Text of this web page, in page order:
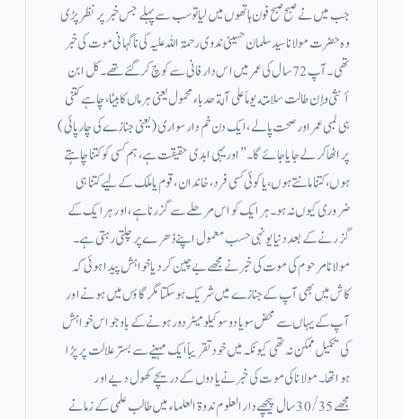
جب میں نے صبح صبح فون ہاتھوں میں لیا تو سب سے پہلے جس خبر پر نظر پڑی
وہ حضرت مولانا سید سلمان حسینی ندوی رحمۃ اللہ علیہ کی ناگہانی موت کی خبر
تھی۔ آپ 72 سال کی عمر میں اس دار فانی سے کوچ کر گئے تھے۔ كل ابن
أنثى وإن طالت سلامته يوماً على آلة حدباء محمول یعنی ہر ماں کا بیٹا، چاہے کتنی
ہی لمبی عمر اور صحت پا لے، ایک دن خم دار سواری (یعنی جنازے کی چارپائی)
پر اٹھا کر لے جایا جائے گا۔” اور یہی ابدی حقیقت ہے، ہم کسی کو کتنا چاہتے
ہوں، کتنا مانتے ہوں، یا کوئی کسی فرد، خاندان، قوم یا ملک کے لیے کتنا ہی
ضروری کیوں نہ ہو۔ ہر ایک کو اس مرحلے سے گزرنا ہے، اور ہر ایک کے
گزرنے کے بعد دنیا یونہی حسب معمول اپنے ڈھرے پر چلتی رہتی ہے۔
مولانا مرحوم کی موت کی خبر نے مجھے بے چین کر دیا خواہش پیدا ہوئی کہ
کاش میں بھی آپ کے جنازے میں شریک ہو سکتا مگر گاؤں میں ہونے اور
آپ کے یہاں سے محض سو یا دو سو کیلو میٹر دور ہونے کے باوجو اس خواہش
کی تکمیل ممکن نہ تھی کیونکہ میں خود تقریباً ایک مہینے سے بستر علالت پر پڑا
ہوا تھا۔ مولانا کی موت کی خبر نے یادوں کے دریچے کھول دیے اور
مجھے 30/35 سال پیچھے دار العلوم ندوۃ العلماء میں طالب علمی کے زمانے